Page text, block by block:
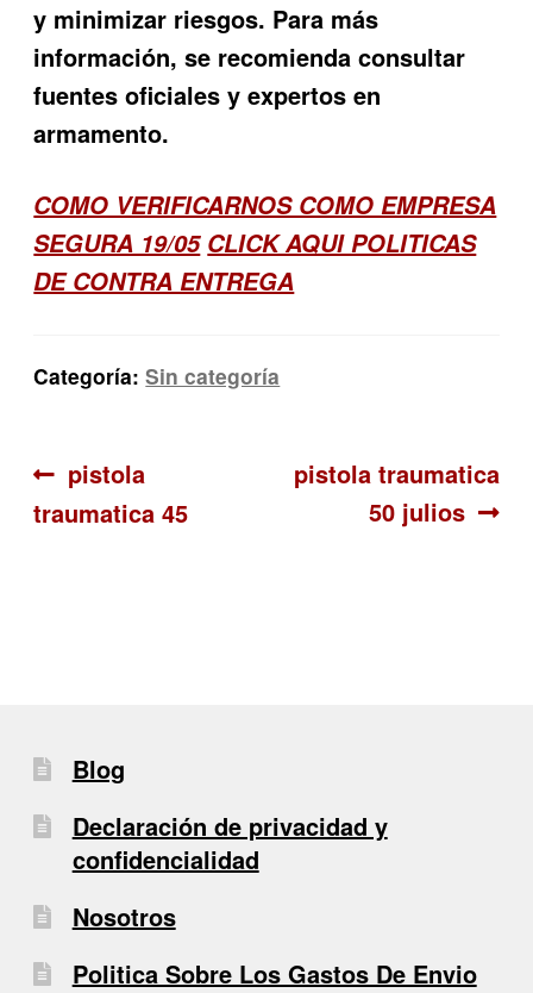
y minimizar riesgos. Para más
información, se recomienda consultar
fuentes oficiales y expertos en
armamento.
COMO VERIFICARNOS COMO EMPRESA
SEGURA 19/05 CLICK AQUI POLITICAS
DE CONTRA ENTREGA
Categoría:Sin categoría
Navegación
de
Anterior:
pistola
traumatica 45
Siguiente:
pistola traumatica
50 julios
Blog
Declaración de privacidad y
confidencialidad
Nosotros
Politica Sobre Los Gastos De Envio